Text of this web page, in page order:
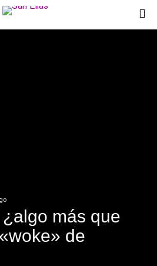
más que
de